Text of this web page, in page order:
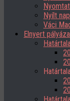
Nyílt
Váci
Elnyert